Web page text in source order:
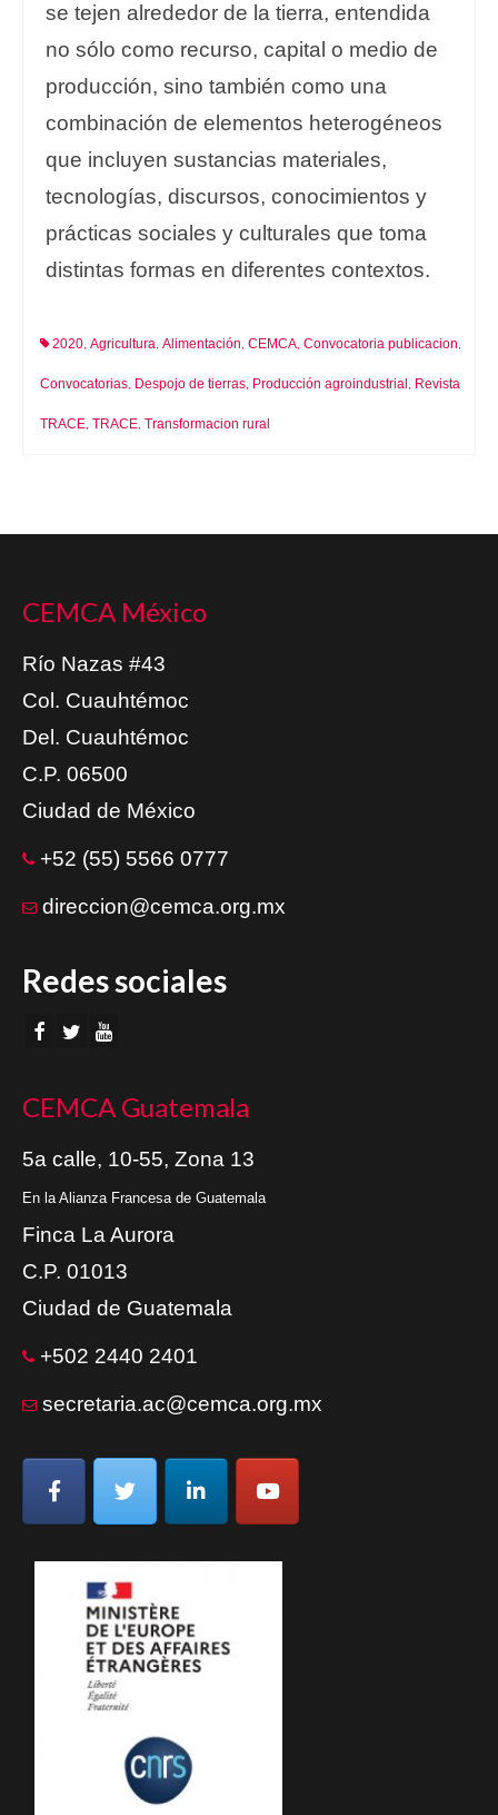
se tejen alrededor de la tierra, entendida
no sólo como recurso, capital o medio de
producción, sino también como una
combinación de elementos heterogéneos
que incluyen sustancias materiales,
tecnologías, discursos, conocimientos y
prácticas sociales y culturales que toma
distintas formas en diferentes contextos.
2020, Agricultura, Alimentación, CEMCA, Convocatoria publicacion,
Convocatorias, Despojo de tierras, Producción agroindustrial , Revista
TRACE, TRACE, Transformacion rural
CEMCA México
Río Nazas #43
Col. Cuauhtémoc
Del. Cuauhtémoc
C.P. 06500
Ciudad de México
+52 (55) 5566 0777
direccion@cemca.org.mx
Redes sociales
CEMCA Guatemala
5a calle, 10-55, Zona 13
En la Alianza Francesa de Guatemala
Finca La Aurora
C.P. 01013
Ciudad de Guatemala
+502 2440 2401
secretaria.ac@cemca.org.mx